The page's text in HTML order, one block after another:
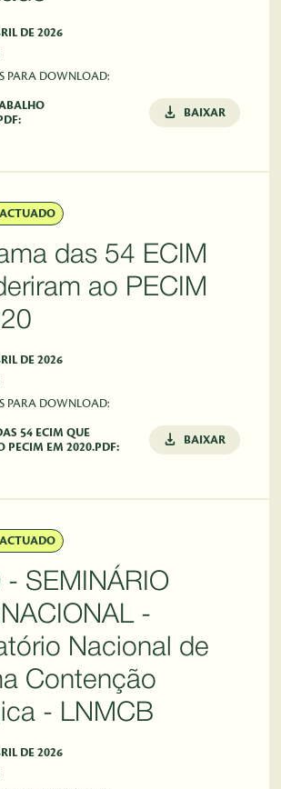
DE 2026
PARA DOWNLOAD:
BAIXAR
das 54 ECIM
ao PECIM
DE 2026
PARA DOWNLOAD:
54 ECIM QUE
PECIM EM 2020.PDF:
BAIXAR
- SEMINÁRIO
-
Nacional de
Contenção
- LNMCB
DE 2026